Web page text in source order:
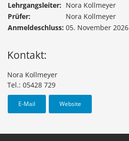
Lehrgangsleiter: Nora Kollmeyer
Prüfer:
Nora Kollmeyer
Anmeldeschluss: 05. November 2026
Kontakt:
Nora Kollmeyer
Tel.: 05428 729
E-Mail Website